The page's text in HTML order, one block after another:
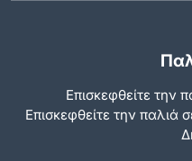
Επισκεφθείτε την
Eπισκεφθείτε την παλιά